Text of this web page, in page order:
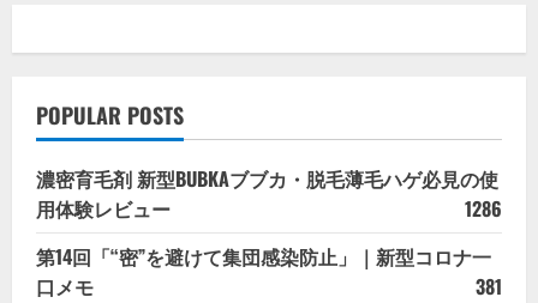
POPULAR POSTS
濃密育毛剤 新型BUBKAブブカ・脱毛薄毛ハゲ必見の使
用体験レビュー
1286
第14回「“密”を避けて集団感染防止」｜新型コロナ一
口メモ
381